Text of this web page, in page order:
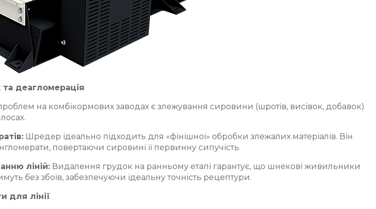
деагломерація
на комбікормових заводах є злежування сировини (шротів, висівок, добавок)
Шредер ідеально підходить для «фінішної» обробки злежалих матеріалів. Він
повертаючи сировині її первинну сипучість.
ліній: Видалення грудок на ранньому етапі гарантує, що шнекові живильники
без збоїв, забезпечуючи ідеальну точність рецептури.
для лінії